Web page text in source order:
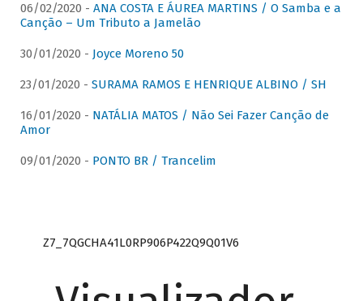
06/02/2020 - ANA COSTA E ÁUREA MARTINS / O Samba e a
Canção – Um Tributo a Jamelão
30/01/2020 - Joyce Moreno 50
23/01/2020 - SURAMA RAMOS E HENRIQUE ALBINO / SH
16/01/2020 - NATÁLIA MATOS / Não Sei Fazer Canção de
Amor
09/01/2020 - PONTO BR / Trancelim
Z7_7QGCHA41L0RP906P422Q9Q01V6